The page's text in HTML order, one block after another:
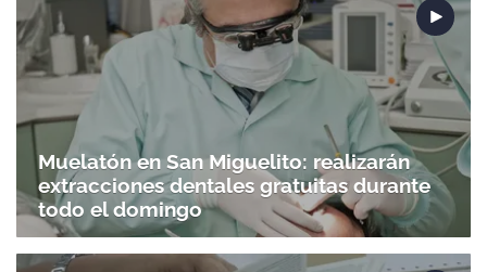
Muelatón en San Miguelito: realizarán
extracciones dentales gratuitas durante
todo el domingo